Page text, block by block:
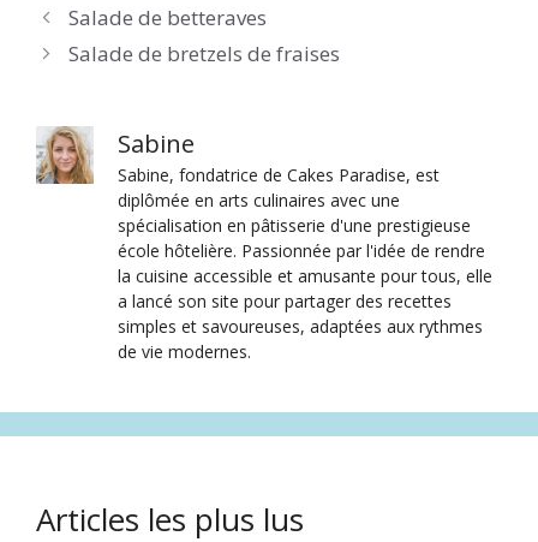
Salade de betteraves
Salade de bretzels de fraises
Sabine
Sabine, fondatrice de Cakes Paradise, est
diplômée en arts culinaires avec une
spécialisation en pâtisserie d'une prestigieuse
école hôtelière. Passionnée par l'idée de rendre
la cuisine accessible et amusante pour tous, elle
a lancé son site pour partager des recettes
simples et savoureuses, adaptées aux rythmes
de vie modernes.
Articles les plus lus